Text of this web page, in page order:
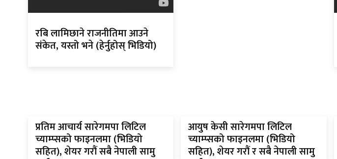
रबि लामिछाने राजनीतिमा आउने
संकेत, यस्तो भने (हेर्नुहोस् भिडियो)
प्रतिम आचार्य सारेगमपा लिटिल
च्याम्प्सको फाइनलमा (भिडियो
सहित), शेयर गरौं सबै नेपाली सामु
आयुष केसी सारेगमपा लिटिल
च्याम्प्सको फाइनलमा (भिडियो
सहित), शेयर गरौं र सबै नेपाली सामु